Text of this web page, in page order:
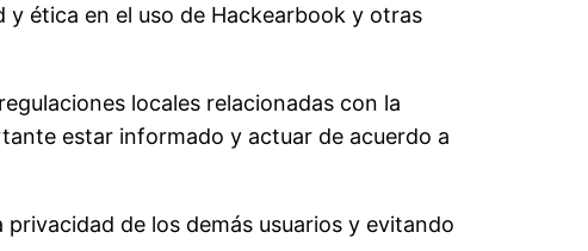
ética en el uso de Hackearbook y otras
locales relacionadas con la
estar informado y actuar de acuerdo a
de los demás usuarios y evitando